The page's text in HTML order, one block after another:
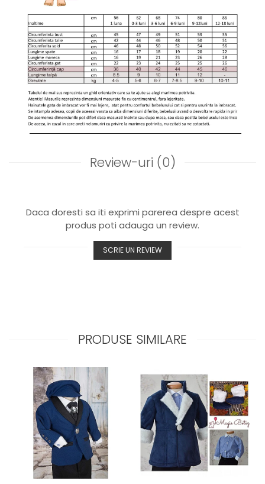
Review-uri (0)
Daca doresti sa iti exprimi parerea despre acest
produs poti adauga un review.
SCRIE UN REVIEW
PRODUSE SIMILARE